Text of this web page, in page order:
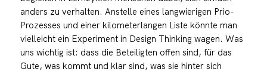
anders zu verhalten. Anstelle eines langwierigen Prio-
Prozesses und einer kilometerlangen Liste könnte man
vielleicht ein Experiment in Design Thinking wagen. Was
uns wichtig ist: dass die Beteiligten offen sind, für das
Gute, was kommt und klar sind, was sie hinter sich